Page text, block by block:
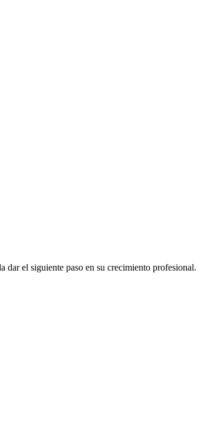
dar el siguiente paso en su crecimiento profesional.